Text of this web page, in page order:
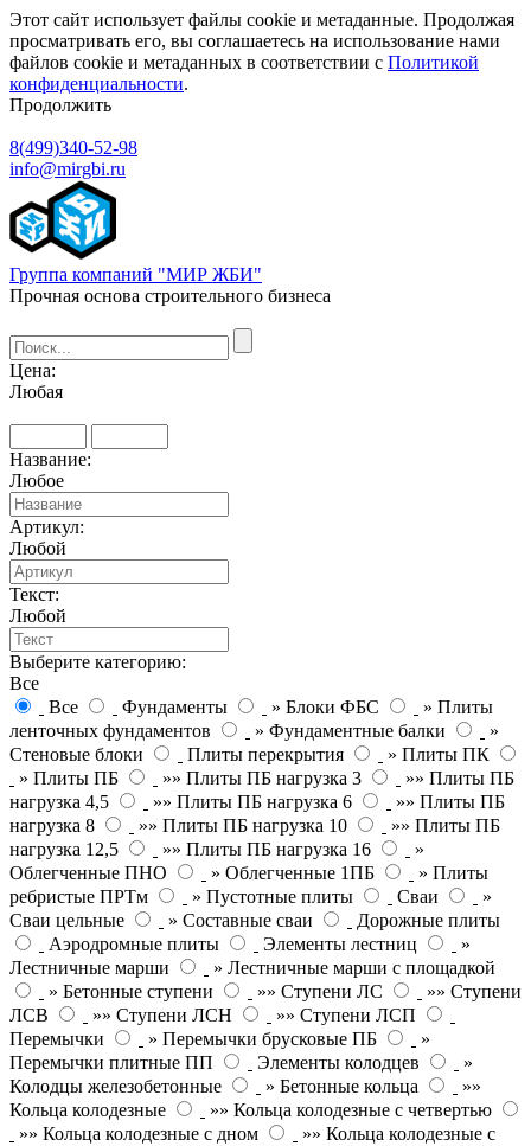
Этот сайт использует файлы cookie и метаданные. Продолжая
просматривать его, вы соглашаетесь на использование нами
файлов cookie и метаданных в соответствии с Политикой
конфиденциальности.
Продолжить
8(499)340-52-98
info@mirgbi.ru
Группа компаний "МИР ЖБИ"
Прочная основа строительного бизнеса
Цена:
Любая
Название:
Любое
Артикул:
Любой
Текст:
Любой
Выберите категорию:
Все
Все
Фундаменты » Блоки ФБС
» Плиты
ленточных фундаментов
» Фундаментные балки
»
Стеновые блоки
Плиты перекрытия
» Плиты ПК
» Плиты ПБ
»» Плиты ПБ нагрузка 3
»» Плиты ПБ
нагрузка 4,5
»» Плиты ПБ нагрузка 6
»» Плиты ПБ
нагрузка 8
»» Плиты ПБ нагрузка 10
»» Плиты ПБ
нагрузка 12,5
»» Плиты ПБ нагрузка 16
»
Облегченные ПНО
» Облегченные 1ПБ
» Плиты
ребристые ПРТм
» Пустотные плиты Сваи
»
Сваи цельные
» Составные сваи
Дорожные плиты
Аэродромные плиты
Элементы лестниц
»
Лестничные марши
» Лестничные марши с площадкой
» Бетонные ступени
»» Ступени ЛС
»» Ступени
ЛСВ
»» Ступени ЛСН
»» Ступени ЛСП
Перемычки
» Перемычки брусковые ПБ
»
Перемычки плитные ПП
Элементы колодцев
»
Колодцы железобетонные
» Бетонные кольца
»»
Кольца колодезные
»» Кольца колодезные с четвертью
»» Кольца колодезные с дном
»» Кольца колодезные с